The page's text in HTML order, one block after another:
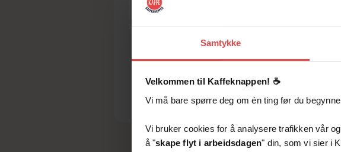
Samtykke
Velkommen til Kaffeknappen! ☕️
Vi må bare spørre deg om én ting før du
Vi bruker cookies for å analysere trafikken vår
å "skape flyt i arbeidsdagen" din, som vi sier i
Vi stiller noen raske spørsmål om
antall ansatte, smakspreferanser
og behov. Så anbefaler vi
Gratis og uten forpliktelser.